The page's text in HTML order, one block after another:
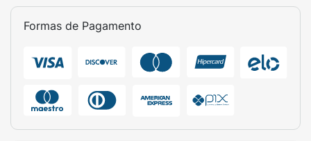
Formas de Pagamento